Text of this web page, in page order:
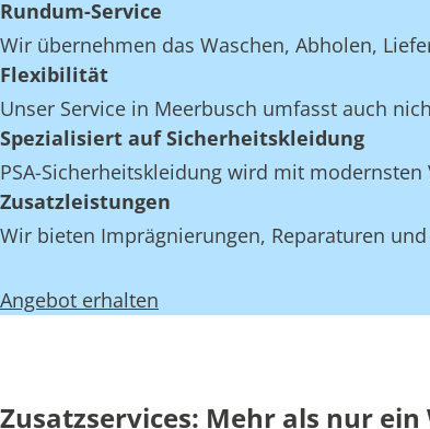
Rundum-Service
Wir übernehmen das Waschen, Abholen,
Flexibilität
Unser Service in Meerbusch umfasst auch
Spezialisiert auf Sicherheitskleidung
PSA-Sicherheitskleidung wird mit
Zusatzleistungen
Wir bieten Imprägnierungen, Reparaturen
Angebot erhalten
Zusatzservices: Mehr als nur